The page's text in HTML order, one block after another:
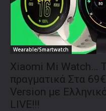
Wearable/Smartwatch
Xiaomi Mi Watch…
πραγματικά Στα
Version με
LIVE!!!